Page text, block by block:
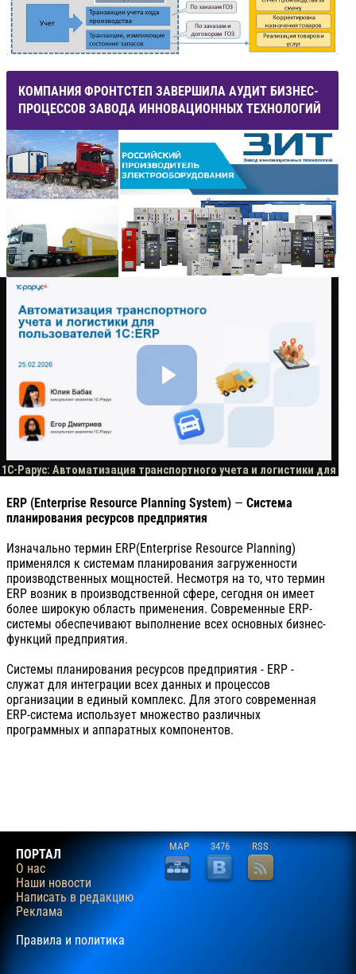
КОМПАНИЯ ФРОНТСТЕП ЗАВЕРШИЛА АУДИТ БИЗНЕС-
ПРОЦЕССОВ ЗАВОДА ИННОВАЦИОННЫХ ТЕХНОЛОГИЙ
ERP (Enterprise Resource Planning System) — Система
планирования ресурсов предприятия
Изначально термин ERP(Enterprise Resource Planning)
применялся к системам планирования загруженности
производственных мощностей. Несмотря на то, что термин
ERP возник в производственной сфере, сегодня он имеет
более широкую область применения. Современные ERP-
системы обеспечивают выполнение всех основных бизнес-
функций предприятия.
Системы планирования ресурсов предприятия - ERP -
служат для интеграции всех данных и процессов
организации в единый комплекс. Для этого современная
ERP-система использует множество различных
программных и аппаратных компонентов.
ПОРТАЛ
О нас
Наши новости
Написать в редакцию
Реклама
Правила и политика
MAP 3476 RSS